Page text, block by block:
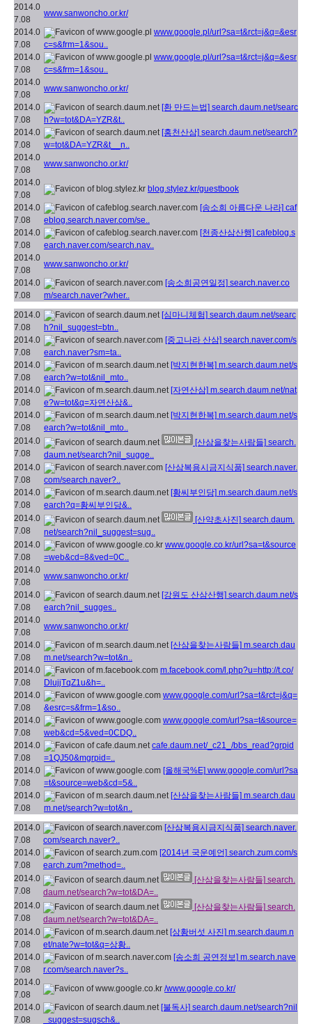
2014.0
7.08
www.sanwoncho.or.kr/
2014.0
7.08
www.google.pl/url?sa=t&rct=j&q=&esr
c=s&frm=1&sou..
2014.0
7.08
www.google.pl/url?sa=t&rct=j&q=&esr
c=s&frm=1&sou..
2014.0
7.08
www.sanwoncho.or.kr/
2014.0
7.08
[환 만드는법] search.daum.net/searc
h?w=tot&DA=YZR&t..
2014.0
7.08
[홍천산삼] search.daum.net/search?
w=tot&DA=YZR&t__n..
2014.0
7.08
www.sanwoncho.or.kr/
2014.0
7.08
blog.stylez.kr/guestbook
2014.0
7.08
[송소희 아름다운 나라] caf
eblog.search.naver.com/se..
2014.0
7.08
[천종산삼산행] cafeblog.s
earch.naver.com/search.nav..
2014.0
7.08
www.sanwoncho.or.kr/
2014.0
7.08
[송소희공연일정] search.naver.co
m/search.naver?wher..
2014.0
7.08
[심마니체험] search.daum.net/searc
h?nil_suggest=btn..
2014.0
7.08
[중고나라 산삼] search.naver.com/s
earch.naver?sm=ta..
2014.0
7.08
[박지현한복] m.search.daum.net/s
earch?w=tot&nil_mto..
2014.0
7.08
[자연산삼] m.search.daum.net/nat
e?w=tot&q=자연산삼&..
2014.0
7.08
[박지현한복] m.search.daum.net/s
earch?w=tot&nil_mto..
2014.0
7.08
[산삼을찾는사람들] search.
daum.net/search?nil_sugge..
2014.0
7.08
[산삼복용시금지식품] search.naver.
com/search.naver?..
2014.0
7.08
[황씨부인당] m.search.daum.net/s
earch?q=황씨부인당&..
2014.0
7.08
[산약초사진] search.daum.
net/search?nil_suggest=sug..
2014.0
7.08
www.google.co.kr/url?sa=t&source
=web&cd=8&ved=0C..
2014.0
7.08
www.sanwoncho.or.kr/
2014.0
7.08
[강원도 산삼산행] search.daum.net/s
earch?nil_sugges..
2014.0
7.08
www.sanwoncho.or.kr/
2014.0
7.08
[산삼을찾는사람들] m.search.dau
m.net/search?w=tot&n..
2014.0
7.08
m.facebook.com/l.php?u=http://t.co/
DlujjTqZ1u&h=..
2014.0
7.08
www.google.com/url?sa=t&rct=j&q=
&esrc=s&frm=1&so..
2014.0
7.08
www.google.com/url?sa=t&source=
web&cd=5&ved=0CDQ..
2014.0
7.08
cafe.daum.net/_c21_/bbs_read?grpid
=1QJ50&mgrpid=..
2014.0
7.08
[올해국%E] www.google.com/url?sa
=t&source=web&cd=5&..
2014.0
7.08
[산삼을찾는사람들] m.search.dau
m.net/search?w=tot&n..
2014.0
7.08
[산삼복용시금지식품] search.naver.
com/search.naver?..
2014.0
7.08
[2014년 국운예언] search.zum.com/s
earch.zum?method=..
2014.0
7.08
[산삼을찾는사람들] search.
daum.net/search?w=tot&DA=..
2014.0
7.08
[산삼을찾는사람들] search.
daum.net/search?w=tot&DA=..
2014.0
7.08
[상황버섯 사진] m.search.daum.n
et/nate?w=tot&q=상황..
2014.0
7.08
[송소희 공연정보] m.search.nave
r.com/search.naver?s..
2014.0
7.08
/www.google.co.kr/
2014.0
7.08
[불독사] search.daum.net/search?nil
_suggest=sugsch&..